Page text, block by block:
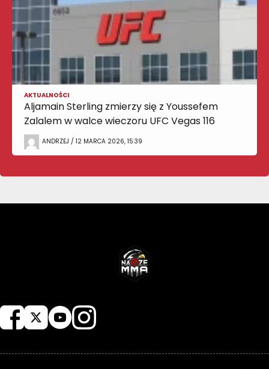
AKTUALNOŚCI
Aljamain Sterling zmierzy się z Youssefem
Zalalem w walce wieczoru UFC Vegas 116
ANDRZEJ / 12 MARCA 2026, 15:39